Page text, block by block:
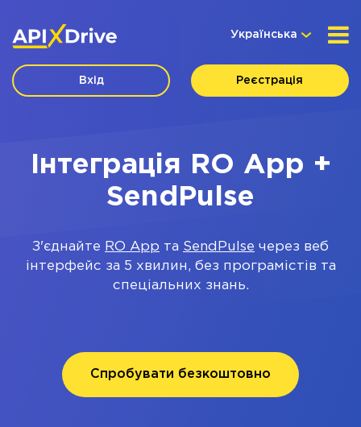
Українська
Вхід Реєстрація
Інтеграція RO App +
SendPulse
З'єднайте RO App та SendPulse через веб
інтерфейс за 5 хвилин, без програмістів та
спеціальних знань.
Спробувати безкоштовно